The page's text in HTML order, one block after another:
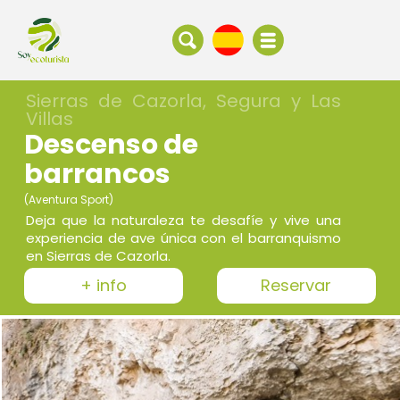
Sierras de Cazorla, Segura y Las
Villas
Descenso de
barrancos
(Aventura Sport)
Deja que la naturaleza te desafíe y vive una
experiencia de ave única con el barranquismo
en Sierras de Cazorla.
+ info Reservar